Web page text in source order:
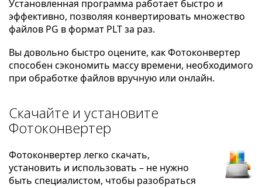
Установленная программа работает быстро и
эффективно, позволяя конвертировать множество
файлов PG в формат PLT за раз.
Вы довольно быстро оцените, как Фотоконвертер
способен сэкономить массу времени, необходимого
при обработке файлов вручную или онлайн.
Скачайте и установите
Фотоконвертер
Фотоконвертер легко скачать,
установить и использовать – не нужно
быть специалистом, чтобы разобраться